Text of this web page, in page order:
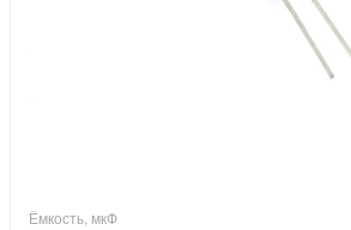
Ёмкость, мкФ